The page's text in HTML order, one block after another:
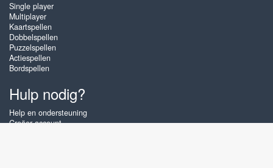
Single player
Multiplayer
Kaartspellen
Dobbelspellen
Puzzelspellen
Actiespellen
Bordspellen
Hulp nodig?
Help en ondersteuning
Creëer account